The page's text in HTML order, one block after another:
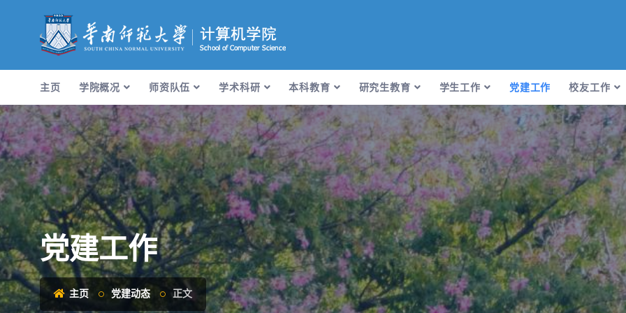
主页 学院概况 师资队伍 学术科研 本科教育 研究生教育 学生工作 党建工作 校友工作
党建工作
主页 党建动态 正文